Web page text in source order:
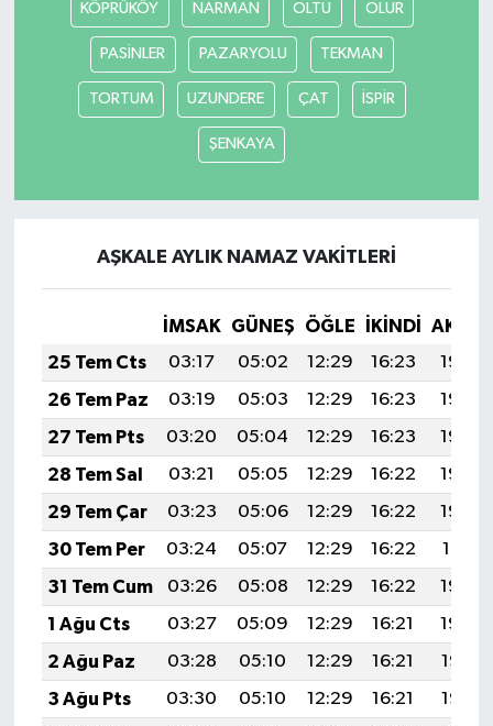
KÖPRÜKÖY NARMAN OLTU OLUR
PASİNLER PAZARYOLU TEKMAN
TORTUM UZUNDERE ÇAT İSPİR
ŞENKAYA
AŞKALE AYLIK NAMAZ VAKITLERI
İMSAK GÜNEŞ ÖĞLE İKINDI
25 Tem Cts
03:17 05:02 12:29 16:23
19:45
26 Tem Paz
03:19 05:03 12:29 16:23
19:45
27 Tem Pts
03:20 05:04 12:29 16:23
19:44
28 Tem Sal
03:21 05:05 12:29 16:22
19:43
29 Tem Çar
03:23 05:06 12:29 16:22
19:42
30 Tem Per
03:24 05:07 12:29 16:22
19:41
31 Tem Cum
03:26 05:08 12:29 16:22
19:40
1 Ağu Cts
03:27 05:09 12:29 16:21
19:39
2 Ağu Paz
03:28 05:10 12:29 16:21
19:38
3 Ağu Pts
03:30 05:10 12:29 16:21
19:37